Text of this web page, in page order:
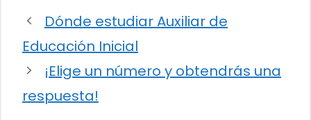
Dónde estudiar Auxiliar de
Educación Inicial
¡Elige un número y obtendrás una
respuesta!